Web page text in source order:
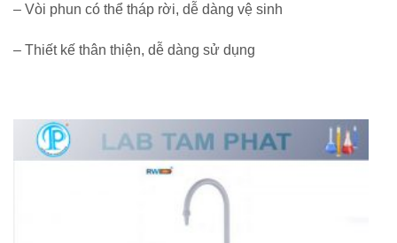
– Vòi phun có thể tháp rời, dễ dàng vệ sinh
– Thiết kế thân thiện, dễ dàng sử dụng